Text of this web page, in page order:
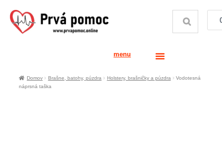
menu
Domov Brašne, batohy, púzdra Holstery, brašničky a púzdra
Vodotesná
náprsná taška